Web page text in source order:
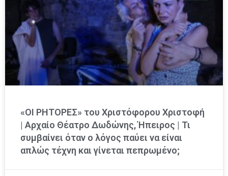
«ΟΙ ΡΗΤΟΡΕΣ» του Χριστόφορου Χριστοφή
| Αρχαίο Θέατρο Δωδώνης, Ήπειρος | Τι
συμβαίνει όταν ο λόγος παύει να είναι
απλώς τέχνη και γίνεται πεπρωμένο;